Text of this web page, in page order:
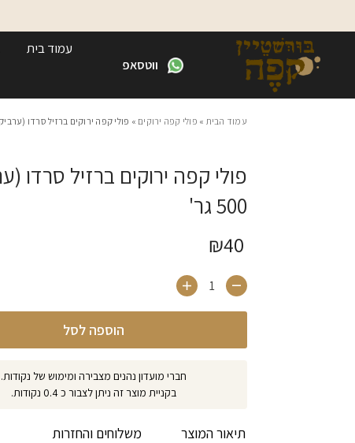
ווטסאפ
עמוד בית
עמוד הבית » פולי קפה ירוקים » פולי קפה ירוקים ברזיל סרדו
פולי קפה ירוקים ברזיל סרדו
500 גר'
₪40
כמות של פולי קפה ירוקים ברזיל סרדו (ערביקה)
הוספה לסל
חברי מועדון נהנים מצבירה ומימוש של נקודות.
בקניית מוצר זה ניתן לצבור כ 0.4 נקודות.
תיאור המוצר משלוחים והחזרות